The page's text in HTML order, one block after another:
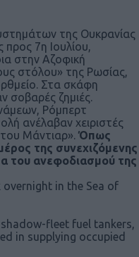
της Ουκρανίας
7η Ιουλίου,
στην Αζοφική
στόλου» της Ρωσίας,
Στα σκάφη
σοβαρές ζημιές.
Ρόμπερτ
ανέλαβαν χειριστές
Μάντιαρ». Όπως
της συνεχιζόμενης
του ανεφοδιασμού της
overnight in the Sea of
fleet fuel tankers,
in supplying occupied